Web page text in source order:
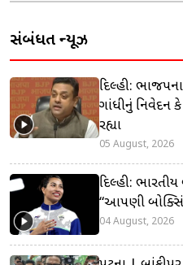
સંબંધિત ન્યૂઝ
દિલ્હી:
ગાંધીનું નિવેદન
રહ્યા
05 August, 2026
દિલ્હી:
“આપણી
04 August, 2026